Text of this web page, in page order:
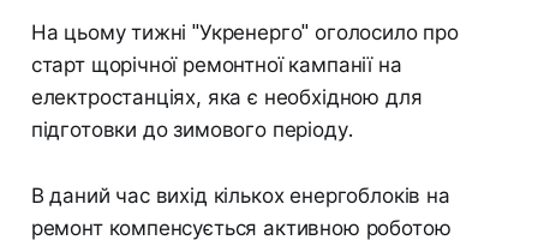
На цьому тижні "Укренерго" оголосило про
старт щорічної ремонтної кампанії на
електростанціях, яка є необхідною для
підготовки до зимового періоду.
В даний час вихід кількох енергоблоків на
ремонт компенсується активною роботою